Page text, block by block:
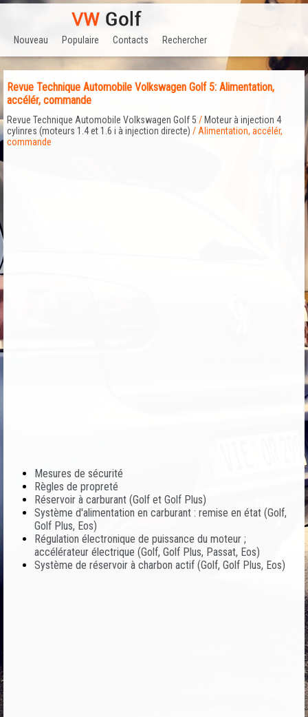
Nouveau Populaire Contacts Rechercher
Revue Technique Automobile Volkswagen Golf 5: Alimentation,
accélér, commande
Revue Technique Automobile Volkswagen Golf 5 / Moteur à injection 4
cylinres (moteurs 1.4 et 1.6 i à injection directe) / Alimentation, accélér,
commande
Mesures de sécurité
Règles de propreté
Réservoir à carburant (Golf et Golf Plus)
Système d'alimentation en carburant : remise en état (Golf,
Golf Plus, Eos)
Régulation électronique de puissance du moteur ;
accélérateur électrique (Golf, Golf Plus, Passat, Eos)
Système de réservoir à charbon actif (Golf, Golf Plus, Eos)